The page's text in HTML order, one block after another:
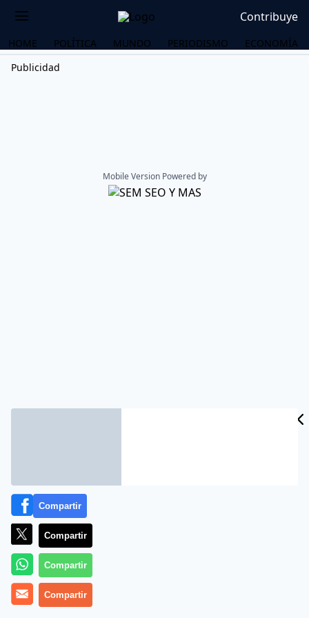
Contribuye
HOME POLÍTICA MUNDO PERIODISMO
ECONOMÍA
Publicidad
Mobile Version Powered by
Compartir
Compartir
Compartir
Compartir